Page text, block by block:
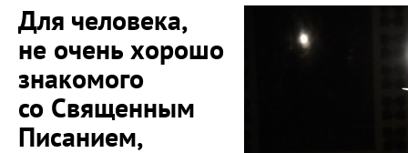
Для человека,
не очень хорошо
знакомого
со Священным
Писанием,